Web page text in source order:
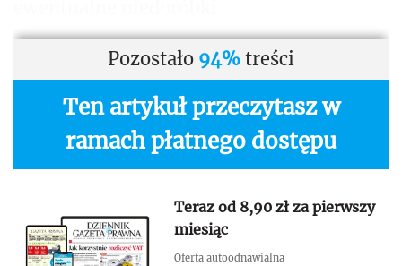
Pozostało 94% treści
Ten artykuł przeczytasz w
ramach płatnego dostępu
Teraz od 8,90 zł za pierwszy
miesiąc
Oferta autoodnawialna